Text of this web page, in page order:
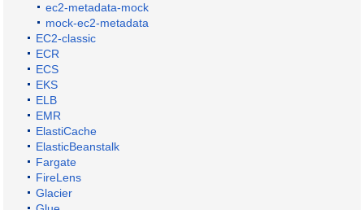
ec2-metadata-mock
mock-ec2-metadata
EC2-classic
ECR
ECS
EKS
ELB
EMR
ElastiCache
ElasticBeanstalk
Fargate
FireLens
Glacier